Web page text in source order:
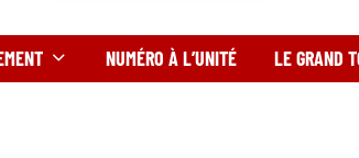
NUMÉRO À L’UNITÉ LE GRAND